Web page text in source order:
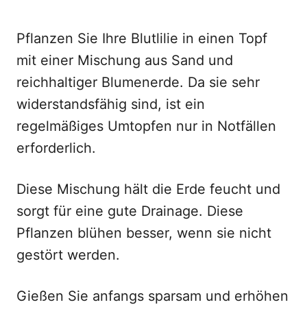
Pflanzen Sie Ihre Blutlilie in einen Topf
mit einer Mischung aus Sand und
reichhaltiger Blumenerde. Da sie sehr
widerstandsfähig sind, ist ein
regelmäßiges Umtopfen nur in Notfällen
erforderlich.
Diese Mischung hält die Erde feucht und
sorgt für eine gute Drainage. Diese
Pflanzen blühen besser, wenn sie nicht
gestört werden.
Gießen Sie anfangs sparsam und erhöhen